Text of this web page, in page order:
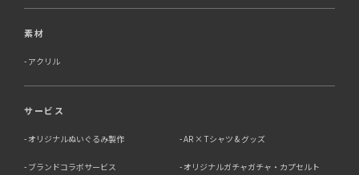
素材
アクリル
サービス
オリジナルぬいぐるみ製作 AR × Tシャツ & グッズ
ブランドコラボサービス
オリジナルガチャガチャ・カプセルト